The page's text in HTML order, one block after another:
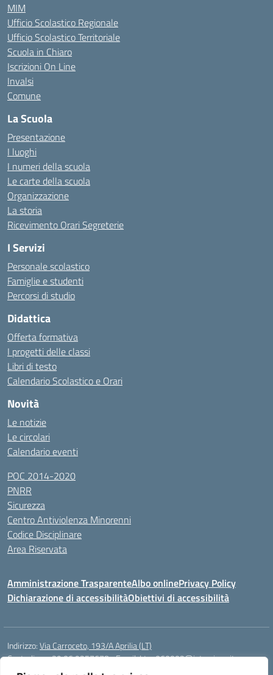
MIM
Ufficio Scolastico Regionale
Ufficio Scolastico Territoriale
Scuola in Chiaro
Iscrizioni On Line
Invalsi
Comune
La Scuola
Presentazione
I luoghi
I numeri della scuola
Le carte della scuola
Organizzazione
La storia
Ricevimento Orari Segreterie
I Servizi
Personale scolastico
Famiglie e studenti
Percorsi di studio
Didattica
Offerta formativa
I progetti delle classi
Libri di testo
Calendario Scolastico e Orari
Novità
Le notizie
Le circolari
Calendario eventi
POC 2014-2020
PNRR
Sicurezza
Centro Antiviolenza Minorenni
Codice Disciplinare
Area Riservata
Amministrazione TrasparenteAlbo onlinePrivacy Policy
Dichiarazione di accessibilitàObiettivi di accessibilità
Indirizzo:Via Carroceto, 193/A Aprilia (LT)
Centralino:+39 06 9257678 Email:Ltps060002@istruzione.it
Posta elettronica certificata (PEC): Ltps060002@pec.istruzione.it